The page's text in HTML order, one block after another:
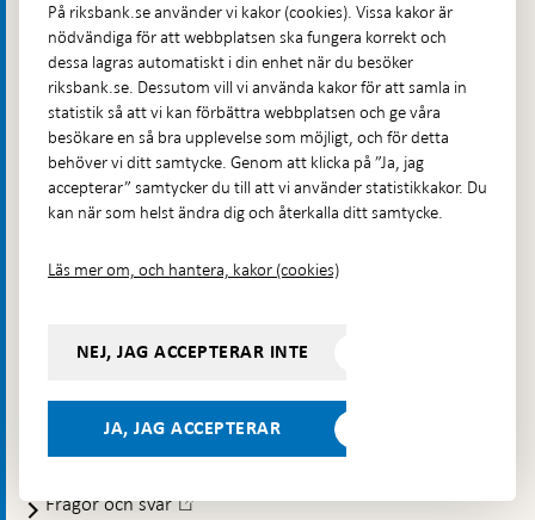
finansiella systemet är stabilt och effektivt och se till att
det går att göra betalningar. Riksbanken ger också ut
Sveriges sedlar och mynt.
Kontakt
Telefon: 08-787 00 00
E-post:registratorn@riksbank.se
Besöksadress: Brunkebergstorg 11, Stockholm
Frågor och svar-
På riksbank.se använder vi kakor (cookies). Vissa kakor är
nödvändiga för att webbplatsen ska fungera korrekt och
dessa lagras automatiskt i din enhet när du besöker
riksbank.se. Dessutom vill vi använda kakor för att samla in
statistik så att vi kan förbättra webbplatsen och ge våra
besökare en så bra upplevelse som möjligt, och för detta
behöver vi ditt samtycke. Genom att klicka på ”Ja, jag
accepterar” samtycker du till att vi använder statistikkakor. Du
kan när som helst ändra dig och återkalla ditt samtycke.
Läs mer om, och hantera, kakor (cookies)
NEJ, JAG ACCEPTERAR INTE
JA, JAG ACCEPTERAR